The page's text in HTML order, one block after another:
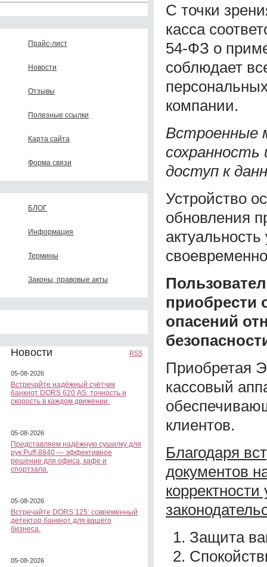
Прайс-лист
Новости
Отзывы
Полезные ссылки
Карта сайта
Форма связи
БЛОГ
Информация
Термины
Законы, правовые акты
Новости RSS
05-08-2026
Встречайте надёжный счётчик
банкнот DORS 620 АS: точность и
скорость в каждом движении.
05-08-2026
Представляем надёжную сушилку для
рук Puff-8840 — эффективное
решение для офиса, кафе и
спортзала.
05-08-2026
Встречайте DORS 125: современный
детектор банкнот для вашего
бизнеса.
05-08-2026
С точки
касса
54-ФЗ о
соблюдает
компании.
Встроенные
доступ к
Устройство
обновления
приобрести
опасений
Приобретая
кассовый
клиентов.
Благодаря
документов
Защита